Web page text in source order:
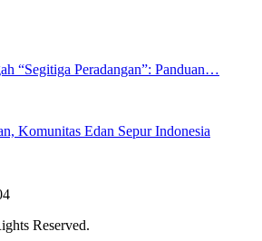
“Segitiga Peradangan”: Panduan…
Komunitas Edan Sepur Indonesia
Reserved.